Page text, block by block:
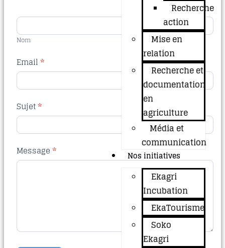
Recherche
action
Mise en
relation
Recherche et
documentation
en
agriculture
Média et
communication
Nos initiatives
Ekagri
Incubation
EkaTourisme
Soko
Ekagri
Nom
Email*
Sujet*
Message*